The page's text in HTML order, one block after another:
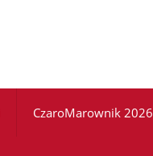
CzaroMarownik 2026